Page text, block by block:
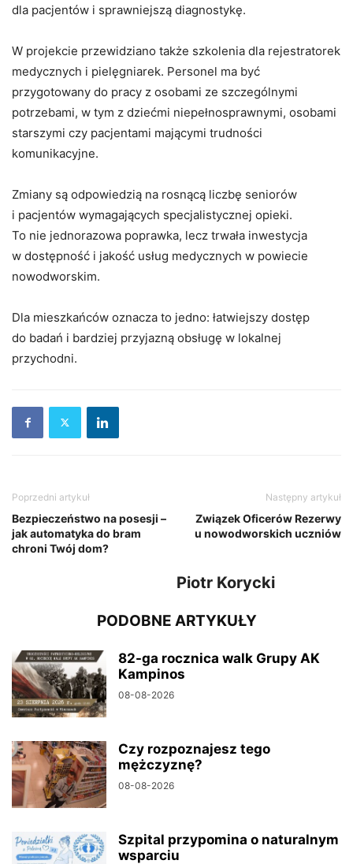
dla pacjentów i sprawniejszą diagnostykę.
W projekcie przewidziano także szkolenia dla rejestratorek
medycznych i pielęgniarek. Personel ma być
przygotowany do pracy z osobami ze szczególnymi
potrzebami, w tym z dziećmi niepełnosprawnymi, osobami
starszymi czy pacjentami mającymi trudności
komunikacyjne.
Zmiany są odpowiedzią na rosnącą liczbę seniorów
i pacjentów wymagających specjalistycznej opieki.
To nie jednorazowa poprawka, lecz trwała inwestycja
w dostępność i jakość usług medycznych w powiecie
nowodworskim.
Dla mieszkańców oznacza to jedno: łatwiejszy dostęp
do badań i bardziej przyjazną obsługę w lokalnej
przychodni.
Poprzedni artykuł
Bezpieczeństwo na posesji –
jak automatyka do bram
chroni Twój dom?
Następny artykuł
Związek Oficerów Rezerwy
u nowodworskich uczniów
Piotr Korycki
PODOBNE ARTYKUŁY
82-ga rocznica walk Grupy AK
Kampinos
08-08-2026
Czy rozpoznajesz tego
mężczyznę?
08-08-2026
Szpital przypomina o naturalnym
wsparciu